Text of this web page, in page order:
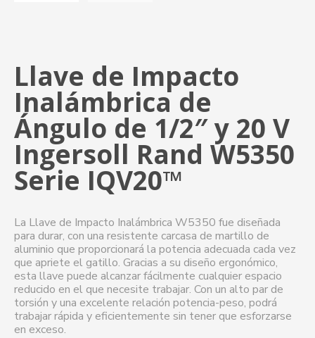
Llave de Impacto
Inalámbrica de
Ángulo de 1/2″ y 20 V
Ingersoll Rand W5350
Serie IQV20™
La Llave de Impacto Inalámbrica W5350 fue diseñada
para durar, con una resistente carcasa de martillo de
aluminio que proporcionará la potencia adecuada cada vez
que apriete el gatillo. Gracias a su diseño ergonómico,
esta llave puede alcanzar fácilmente cualquier espacio
reducido en el que necesite trabajar. Con un alto par de
torsión y una excelente relación potencia-peso, podrá
trabajar rápida y eficientemente sin tener que esforzarse
en exceso.